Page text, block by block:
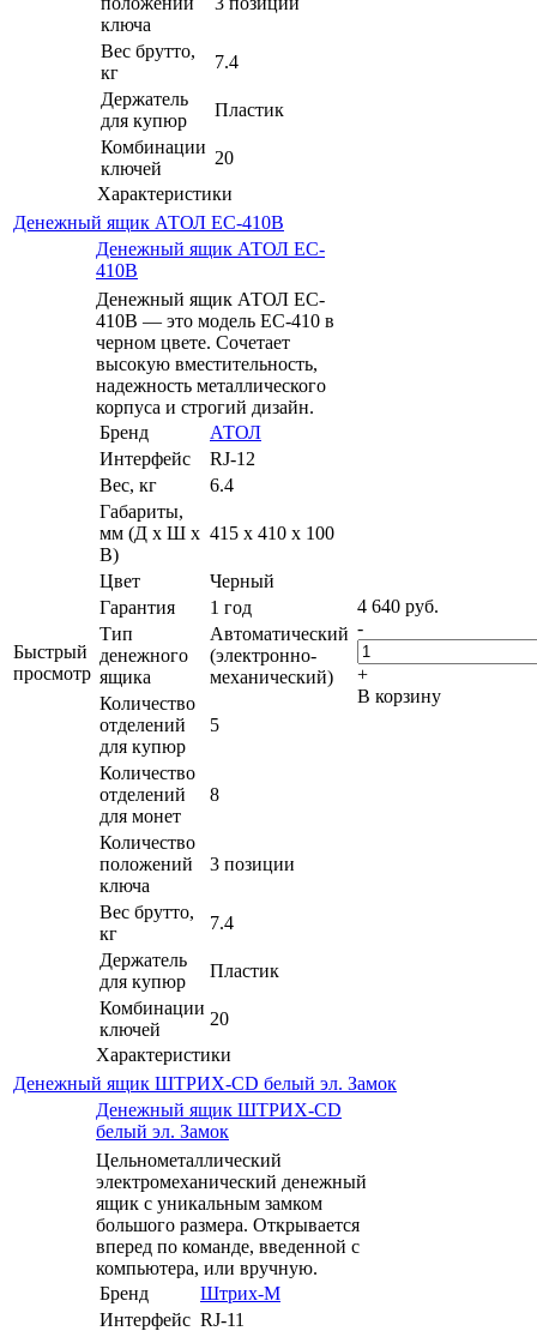
ключа
Вес брутто,
кг
7.4
Держатель
для купюр
Пластик
Комбинации
ключей
20
Характеристики
Денежный ящик АТОЛ EC-410B
Быстрый
просмотр
Денежный ящик АТОЛ EC-
410B
Денежный ящик АТОЛ EC-
410B — это модель EC-410 в
черном цвете. Сочетает
высокую вместительность,
надежность металлического
корпуса и строгий дизайн.
Бренд
АТОЛ
Интерфейс
RJ-12
Вес, кг
6.4
Габариты,
мм (Д x Ш x
В)
415 x 410 x 100
Цвет
Черный
Гарантия
1 год
Тип
денежного
ящика
Автоматический
(электронно-
механический)
Количество
отделений
для купюр
5
Количество
отделений
для монет
8
Количество
положений
ключа
3 позиции
Вес брутто,
кг
7.4
Держатель
для купюр
Пластик
Комбинации
ключей
20
Характеристики
4 640 руб.
-
+
В корзину
Денежный ящик ШТРИХ-CD белый эл. Замок
Денежный ящик ШТРИХ-CD
белый эл. Замок
Цельнометаллический
электромеханический денежный
ящик с уникальным замком
большого размера. Открывается
вперед по команде, введенной с
компьютера, или вручную.
Бренд
Штрих-М
Интерфейс RJ-11